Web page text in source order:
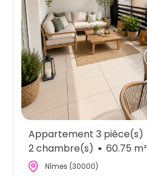
Appartement 3 pièce(s)
2 chambre(s)
60.75 m²
Nîmes (30000)